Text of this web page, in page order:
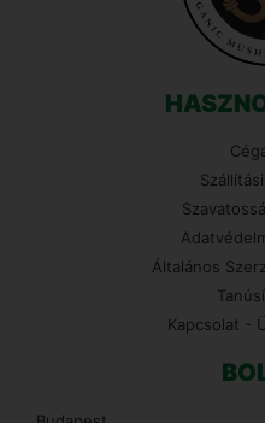
Általános
Kapcsolat -